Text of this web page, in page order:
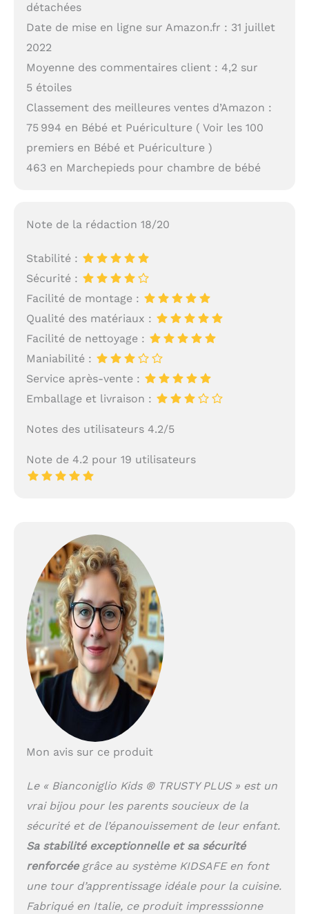
détachées
Date de mise en ligne sur Amazon.fr : 31 juillet
2022
Moyenne des commentaires client : 4,2 sur
5 étoiles
Classement des meilleures ventes d’Amazon :
75 994 en Bébé et Puériculture ( Voir les 100
premiers en Bébé et Puériculture )
463 en Marchepieds pour chambre de bébé
Note de la rédaction 18/20
Stabilité :
Sécurité :
Facilité de montage :
Qualité des matériaux :
Facilité de nettoyage :
Maniabilité :
Service après-vente :
Emballage et livraison :
Notes des utilisateurs 4.2/5
Note de 4.2 pour 19 utilisateurs
Mon avis sur ce produit
Le « Bianconiglio Kids ® TRUSTY PLUS » est un
vrai bijou pour les parents soucieux de la
sécurité et de l’épanouissement de leur enfant.
Sa stabilité exceptionnelle et sa sécurité
renforcéegrâce au système KIDSAFE en font
une tour d’apprentissage idéale pour la cuisine.
Fabriqué en Italie, ce produit impresssionne